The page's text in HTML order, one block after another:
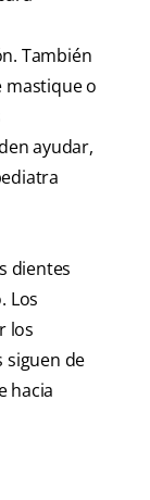
También
mastique o
ayudar,
dientes
Los
los
siguen de
hacia